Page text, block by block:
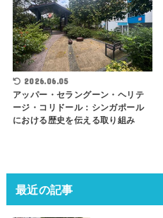
2026.06.05
アッパー・セラングーン・ヘリテ
ージ・コリドール：シンガポール
における歴史を伝える取り組み
最近の記事